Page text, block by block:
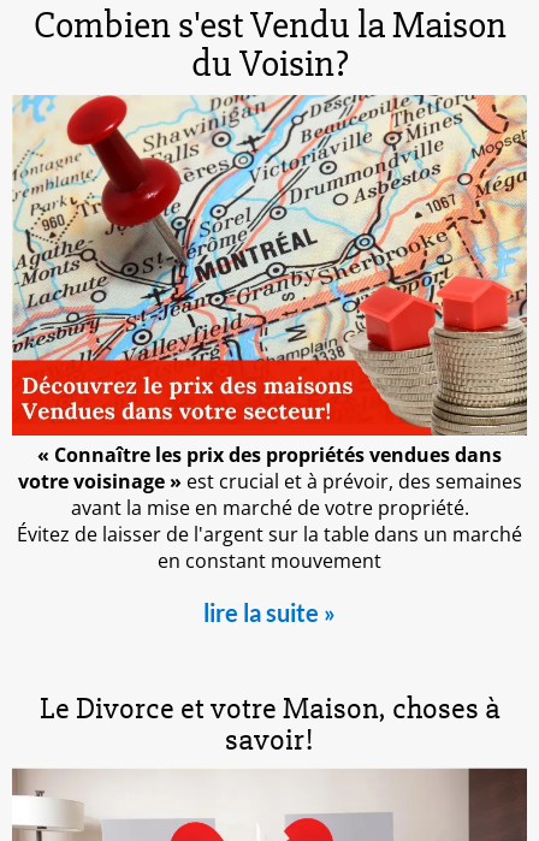
Combien s'est Vendu la Maison
du Voisin?
« Connaître les prix des propriétés vendues dans
votre voisinage » est crucial et à prévoir, des semaines
avant la mise en marché de votre propriété.
Évitez de laisser de l'argent sur la table dans un marché
en constant mouvement
lire la suite »
Le Divorce et votre Maison, choses à
savoir!